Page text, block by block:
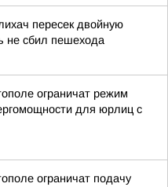
пересек двойную
не сбил пешехода
ограничат режим
для юрлиц с
ограничат подачу